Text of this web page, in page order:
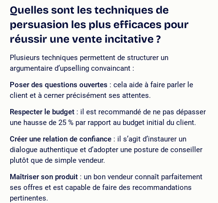
Quelles sont les techniques de
persuasion les plus efficaces pour
réussir une vente incitative ?
Plusieurs techniques permettent de structurer un
argumentaire d’upselling convaincant :
Poser des questions ouvertes : cela aide à faire parler le
client et à cerner précisément ses attentes.
Respecter le budget : il est recommandé de ne pas dépasser
une hausse de 25 % par rapport au budget initial du client.
Créer une relation de confiance : il s’agit d’instaurer un
dialogue authentique et d’adopter une posture de conseiller
plutôt que de simple vendeur.
Maîtriser son produit : un bon vendeur connaît parfaitement
ses offres et est capable de faire des recommandations
pertinentes.